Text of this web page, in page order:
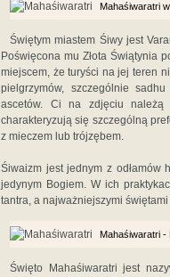
Mahaśiwaratri
Świętym miastem Śiwy jest
Poświęcona mu Złota Świątynia
miejscem, że turyści na jej teren
pielgrzymów, szczególnie
ascetów. Ci na zdjęciu
charakteryzują się szczególną
z mieczem lub trójzębem.
Śiwaizm jest jednym z odłamów
jedynym Bogiem. W ich
tantra, a najważniejszymi
Mahaśiwaratri -
Święto Mahaśiwaratri jest